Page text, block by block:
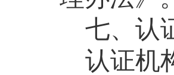
七、认
认证机